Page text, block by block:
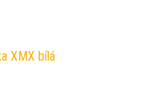
XMX bílá